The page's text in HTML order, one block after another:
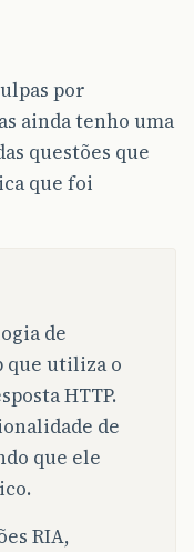
por
ainda tenho uma
questões que
que foi
de
que utiliza o
HTTP.
de
que ele
RIA,